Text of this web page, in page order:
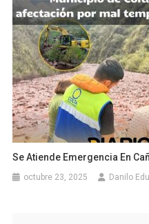
Se Atiende Emergencia En
octubre 23, 2025 Danilo